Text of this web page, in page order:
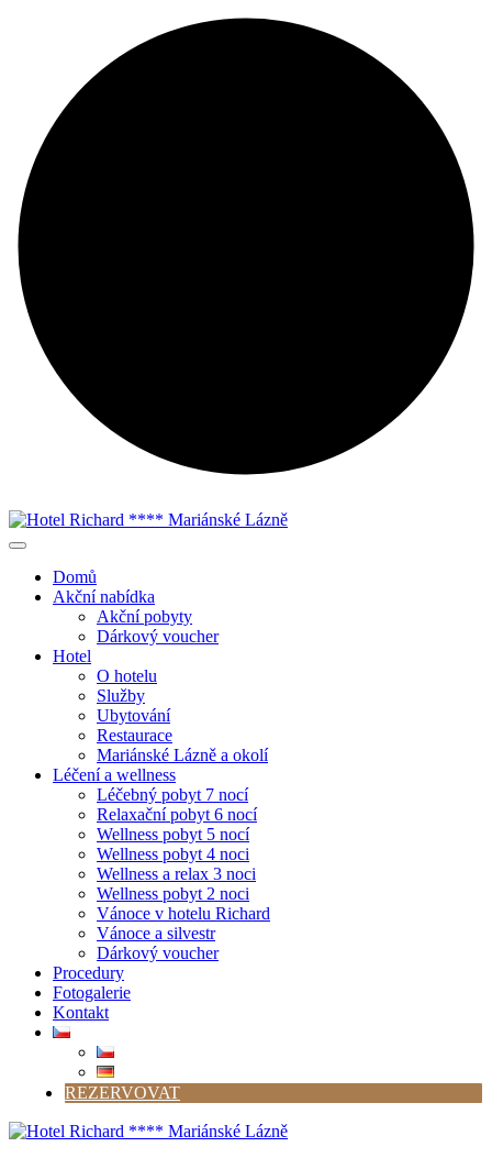
Domů
Akční nabídka
Akční pobyty
Dárkový voucher
Hotel
O hotelu
Služby
Ubytování
Restaurace
Mariánské Lázně a okolí
Léčení a wellness
Léčebný pobyt 7 nocí
Relaxační pobyt 6 nocí
Wellness pobyt 5 nocí
Wellness pobyt 4 noci
Wellness a relax 3 noci
Wellness pobyt 2 noci
Vánoce v hotelu Richard
Vánoce a silvestr
Dárkový voucher
Procedury
Fotogalerie
Kontakt
REZERVOVAT